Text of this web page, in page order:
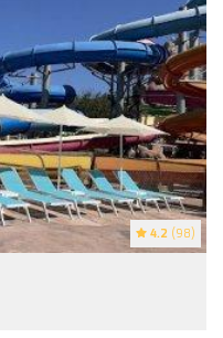
4.2 (98)